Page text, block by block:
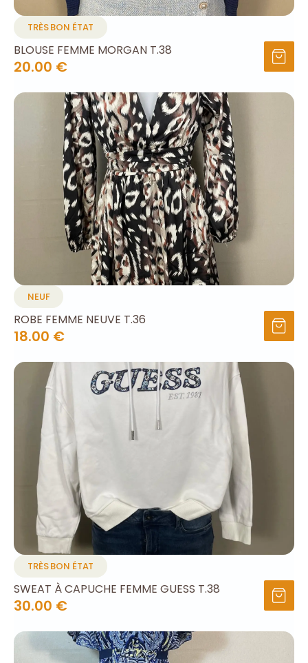
TRÈS BON ÉTAT
BLOUSE FEMME MORGAN T.38
20.00 €
NEUF
ROBE FEMME NEUVE T.36
18.00 €
TRÈS BON ÉTAT
SWEAT À CAPUCHE FEMME GUESS T.38
30.00 €